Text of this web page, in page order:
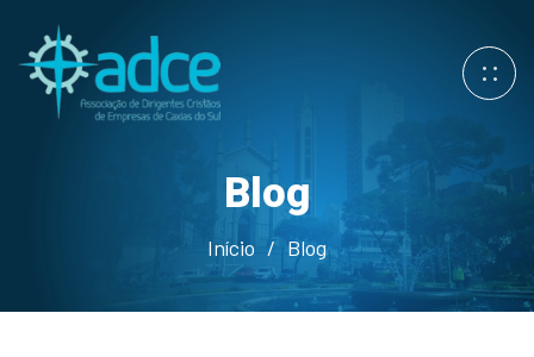
Blog
Início / Blog